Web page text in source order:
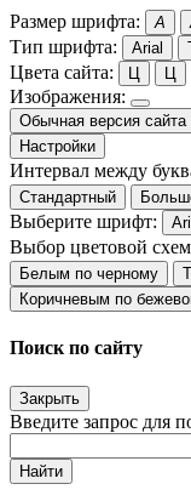
Размер шрифта: A
Тип шрифта: Arial
Цвета сайта: Ц Ц
Изображения:
Обычная версия сайта
Настройки
Интервал между
Стандартный
Выберите шрифт:
Выбор цветовой
Белым по черному
Коричневым по
Поиск по сайту
Закрыть
Введите запрос для
Найти